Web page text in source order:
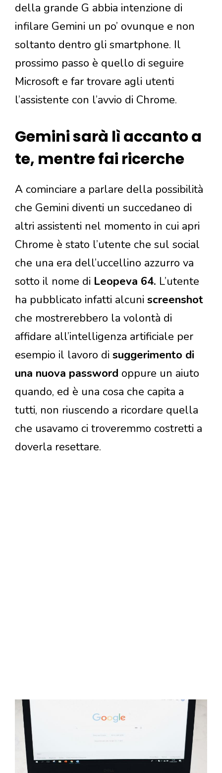
della grande G abbia intenzione di
infilare Gemini un po’ ovunque e non
soltanto dentro gli smartphone. Il
prossimo passo è quello di seguire
Microsoft e far trovare agli utenti
l’assistente con l’avvio di Chrome.
Gemini sarà lì accanto a
te, mentre fai ricerche
A cominciare a parlare della possibilità
che Gemini diventi un succedaneo di
altri assistenti nel momento in cui apri
Chrome è stato l’utente che sul social
che una era dell’uccellino azzurro va
sotto il nome di Leopeva 64. L’utente
ha pubblicato infatti alcuni screenshot
che mostrerebbero la volontà di
affidare all’intelligenza artificiale per
esempio il lavoro di suggerimento di
una nuova password oppure un aiuto
quando, ed è una cosa che capita a
tutti, non riuscendo a ricordare quella
che usavamo ci troveremmo costretti a
doverla resettare.